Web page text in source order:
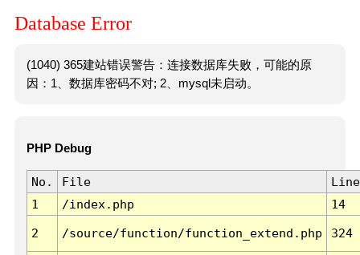
Database Error
(1040) 365建站错误警告：连接数据库失败，可能的原
因：1、数据库密码不对; 2、mysql未启动。
PHP Debug
No. File
Line
1
/index.php 14
2 /source/function/function_extend.php 324